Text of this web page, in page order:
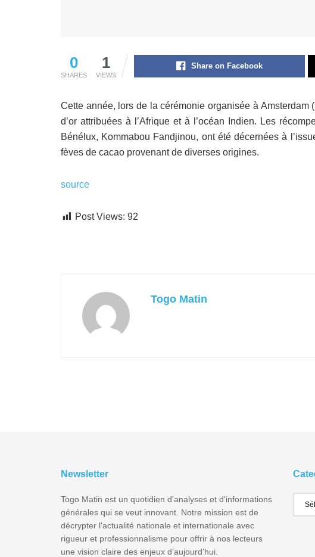
0
SHARES
1
VIEWS
Share on Facebook
Cette année, lors de la cérémonie organisée à
d’or attribuées à l’Afrique et à l’océan Indien. Les
Bénélux, Kommabou Fandjinou, ont été décernées à
fèves de cacao provenant de diverses origines.
source
Post Views: 92
Togo Matin
Newsletter
Togo Matin est un quotidien d'analyses et d'informations
générales qui se veut innovant. Notre mission est de
décrypter l'actualité nationale et internationale avec
rigueur et professionnalisme pour offrir à nos lecteurs
une vision claire des enjeux d’aujourd’hui.